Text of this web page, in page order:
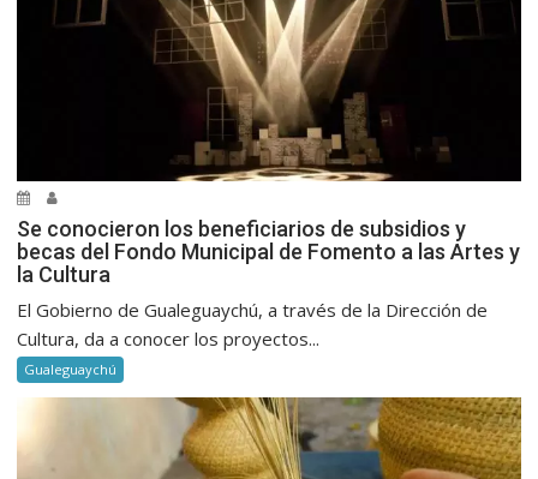
Se conocieron los beneficiarios de subsidios y
becas del Fondo Municipal de Fomento a las Artes y
la Cultura
El Gobierno de Gualeguaychú, a través de la Dirección de
Cultura, da a conocer los proyectos...
Gualeguaychú